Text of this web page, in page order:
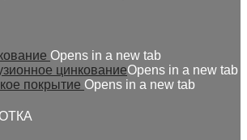
Opens in a new tab
цинкованиеOpens in a new tab
покрытие Opens in a new tab